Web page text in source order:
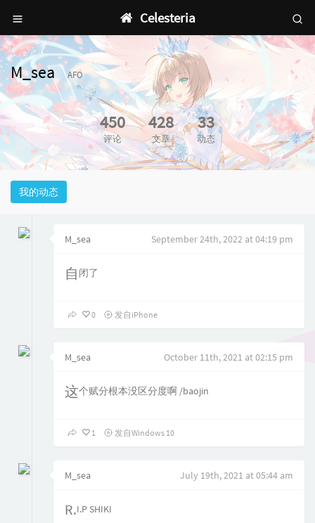
Celesteria
M_sea AFO
450
评论
428
文章
33
动态
我的动态
M_sea September 24th, 2022 at 04:19 pm
自闭了
0 发自iPhone
M_sea October 11th, 2021 at 02:15 pm
这个赋分根本没区分度啊 /baojin
1 发自Windows 10
M_sea July 19th, 2021 at 05:44 am
R.I.P SHIKI